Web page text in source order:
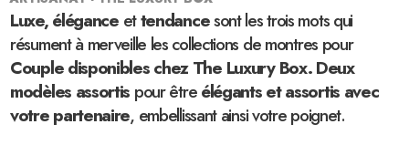
Luxe, éléganceettendancesont les trois mots qui
résument à merveille les collections de montres pour
Couple disponibles chez The Luxury Box. Deux
modèles assortis pour êtreélégants et assortis avec
votre partenaire, embellissant ainsi votre poignet.